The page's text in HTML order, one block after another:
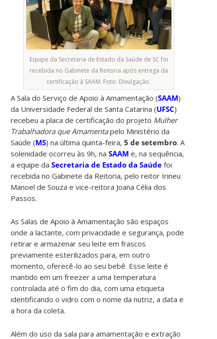
Equipe da Secretaria de Estado da Saúde de SC foi
recebida no Gabinete da Reitoria após entrega da
certificação à SAAM. Foto: Divulgação.
A Sala do Serviço de Apoio à Amamentação (SAAM)
da Universidade Federal de Santa Catarina (UFSC)
recebeu a placa de certificação do projeto Mulher
Trabalhadora que Amamentapelo Ministério da
Saúde (MS) na última quinta-feira,5 de setembro. A
solenidade ocorreu às 9h, naSAAM e, na sequência,
a equipe daSecretaria de Estado da Saúde foi
recebida no Gabinete da Reitoria, pelo reitor Irineu
Manoel de Souza e vice-reitora Joana Célia dos
Passos.
As Salas de Apoio à Amamentação são espaços
onde a lactante, com privacidade e segurança, pode
retirar e armazenar seu leite em frascos
previamente esterilizados para, em outro
momento, oferecê-lo ao seu bebê. Esse leite é
mantido em um freezer a uma temperatura
controlada até o fim do dia, com uma etiqueta
identificando o vidro com o nome da nutriz, a data e
a hora da coleta.
Além do uso da sala para amamentação e extração